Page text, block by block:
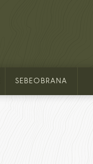
SEBEOBRANA